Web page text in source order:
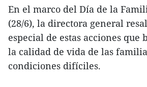
En el marco del Día de la
(28/6), la directora general
especial de estas acciones que
la calidad de vida de las
condiciones difíciles.